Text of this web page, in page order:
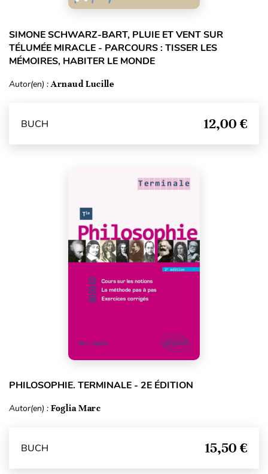
SIMONE SCHWARZ-BART, PLUIE ET VENT SUR
TÉLUMÉE MIRACLE - PARCOURS : TISSER LES
MÉMOIRES, HABITER LE MONDE
Autor(en) :Arnaud Lucille
BUCH 12,00 €
PHILOSOPHIE. TERMINALE - 2E ÉDITION
Autor(en) : Foglia Marc
BUCH 15,50 €